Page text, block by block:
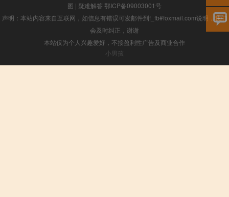
图 | 疑难解答 鄂ICP备09003001号
声明：本站内容来自互联网，如信息有错误可发邮件到f_fb#foxmail.com说明，我们
会及时纠正，谢谢
本站仅为个人兴趣爱好，不接盈利性广告及商业合作
小男孩